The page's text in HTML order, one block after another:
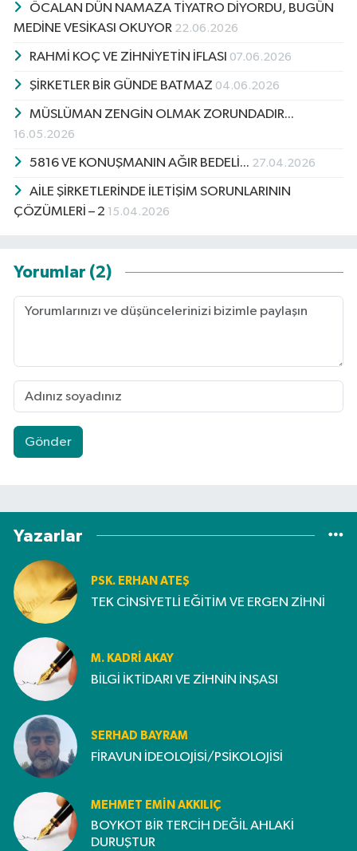
ÖCALAN DÜN NAMAZA TİYATRO DİYORDU, BUGÜN
MEDİNE VESİKASI OKUYOR 22.06.2026
RAHMİ KOÇ VE ZİHNİYETİN İFLASI 07.06.2026
ŞİRKETLER BİR GÜNDE BATMAZ 04.06.2026
MÜSLÜMAN ZENGİN OLMAK ZORUNDADIR...
16.05.2026
5816 VE KONUŞMANIN AĞIR BEDELİ... 27.04.2026
AİLE ŞİRKETLERİNDE İLETİŞİM SORUNLARININ
ÇÖZÜMLERİ – 2 15.04.2026
Yorumlar (2)
Gönder
Yazarlar
PSK. ERHAN ATEŞ
TEK CİNSİYETLİ EĞİTİM VE ERGEN ZİHNİ
M. KADRI AKAY
BİLGİ İKTİDARI VE ZİHNİN İNŞASI
SERHAD BAYRAM
FİRAVUN İDEOLOJİSİ/PSİKOLOJİSİ
MEHMET EMIN AKKILIÇ
BOYKOT BİR TERCİH DEĞİL AHLAKİ
DURUŞTUR